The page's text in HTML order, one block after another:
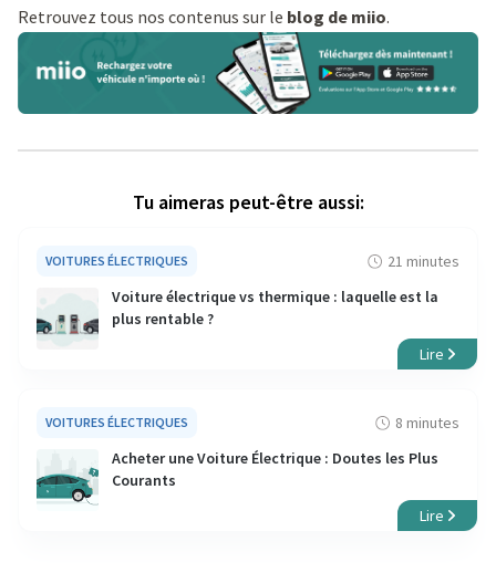
Retrouvez tous nos contenus sur le blog de miio.
Tu aimeras peut-être aussi:
VOITURES ÉLECTRIQUES
21 minutes
Voiture électrique vs thermique : laquelle est la
plus rentable ?
Lire
VOITURES ÉLECTRIQUES
8 minutes
Acheter une Voiture Électrique : Doutes les Plus
Courants
Lire